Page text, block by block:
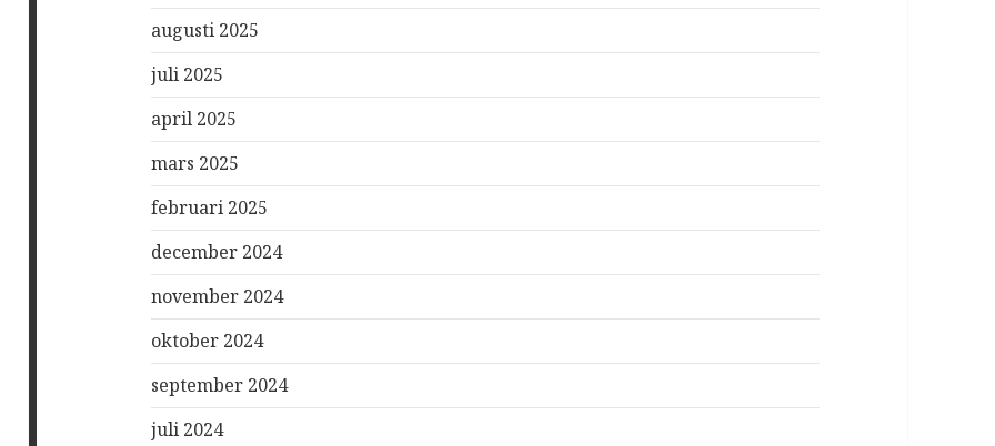
augusti 2025
juli 2025
april 2025
mars 2025
februari 2025
december 2024
november 2024
oktober 2024
september 2024
juli 2024